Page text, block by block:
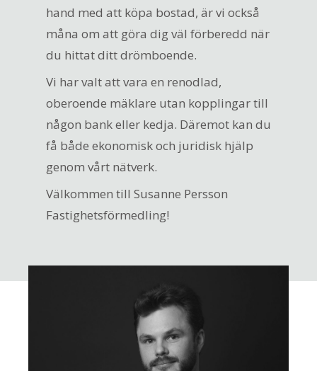
hand med att köpa bostad, är vi också
måna om att göra dig väl förberedd när
du hittat ditt drömboende.
Vi har valt att vara en renodlad,
oberoende mäklare utan kopplingar till
någon bank eller kedja. Däremot kan du
få både ekonomisk och juridisk hjälp
genom vårt nätverk.
Välkommen till Susanne Persson
Fastighetsförmedling!